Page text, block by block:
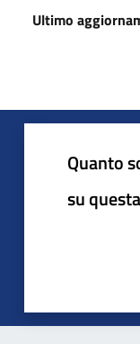
Ultimo
Quanto
su